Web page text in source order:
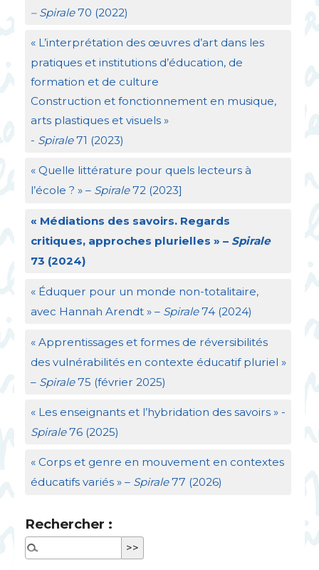
– Spirale70 (2022)
« L’interprétation des œuvres d’art dans les
pratiques et institutions d’éducation, de
formation et de culture
Construction et fonctionnement en musique,
arts plastiques et visuels »
- Spirale71 (2023)
« Quelle littérature pour quels lecteurs à
l’école ? » – Spirale72 (2023]
« Médiations des savoirs. Regards
critiques, approches plurielles » – Spirale
73 (2024)
« Éduquer pour un monde non-totalitaire,
avec Hannah Arendt » – Spirale74 (2024)
« Apprentissages et formes de réversibilités
des vulnérabilités en contexte éducatif pluriel »
– Spirale75 (février 2025)
« Les enseignants et l’hybridation des savoirs » -
Spirale76 (2025)
« Corps et genre en mouvement en contextes
éducatifs variés » – Spirale77 (2026)
Rechercher :